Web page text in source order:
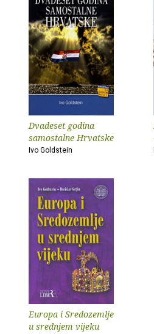
Dvadeset godina
samostalne Hrvatske
Ivo Goldstein
Europa i Sredozemlje
u srednjem vijeku